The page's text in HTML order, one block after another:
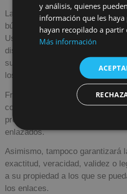
La instalación de estos enlaces,
búsqueda en el Sitio Web tiene
Usuarios la búsqueda de y
disponible en Internet, sin que
sugerencia, recomendación o
los mismos.
Francisco Escudero Anticuarios
comercializa por sí ni por medio
productos y/o servicios
enlazados.
Asimismo, tampoco garantizará
exactitud, veracidad, validez o
a su propiedad a los que se
los enlaces.
y análisis, quienes
información que les
hayan recopilado a partir
Más información